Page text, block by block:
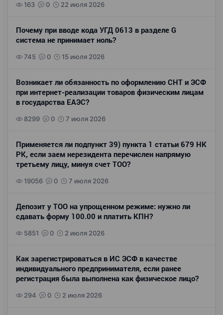
163 0 22 июля 2026
Почему при вводе кода УГД 0613 в разделе G
система не принимает ноль?
745 0 15 июля 2026
Возникает ли обязанность по оформлению СНТ и ЭСФ
при интернет-реализации товаров физическим лицам
в государства ЕАЭС?
8299 0 7 июля 2026
Применяется ли подпункт 39) пункта 1 статьи 679 НК
РК, если заем нерезидента перечислен напрямую
третьему лицу, минуя счет ТОО?
19056 0 7 июля 2026
Депозит у ТОО на упрощенном режиме: нужно ли
сдавать форму 100.00 и платить КПН?
5851 0 2 июля 2026
Как зарегистрироваться в ИС ЭСФ в качестве
индивидуального предпринимателя, если ранее
регистрация была выполнена как физическое лицо?
294 0 2 июля 2026